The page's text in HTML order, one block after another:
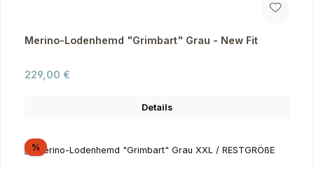
Merino-Lodenhemd "Grimbart" Grau - New Fit
Regulärer Preis:
229,00 €
Details
%Rabatt